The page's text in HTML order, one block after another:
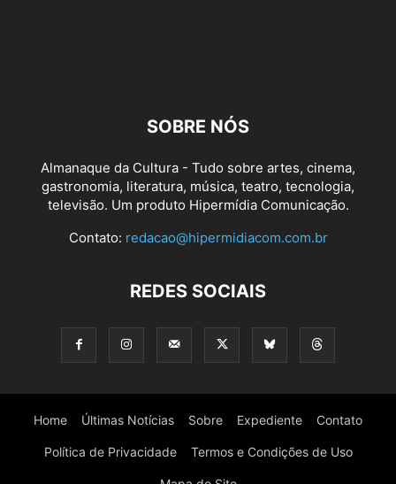
SOBRE NÓS
Almanaque da Cultura - Tudo sobre artes, cinema,
gastronomia, literatura, música, teatro, tecnologia,
televisão. Um produto Hipermídia Comunicação.
Contato: redacao@hipermidiacom.com.br
REDES SOCIAIS
Home Últimas Notícias Sobre Expediente Contato
Política de Privacidade Termos e Condições de Uso